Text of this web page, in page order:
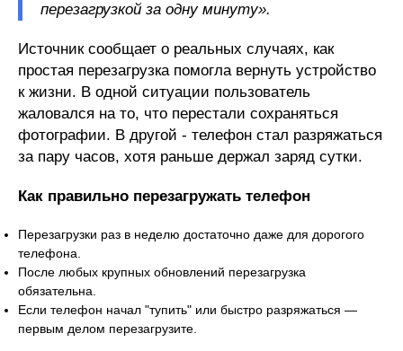
перезагрузкой за одну минуту».
Источник сообщает о реальных случаях, как
простая перезагрузка помогла вернуть устройство
к жизни. В одной ситуации пользователь
жаловался на то, что перестали сохраняться
фотографии. В другой - телефон стал разряжаться
за пару часов, хотя раньше держал заряд сутки.
Как правильно перезагружать телефон
Перезагрузки раз в неделю достаточно даже для дорогого
телефона.
После любых крупных обновлений перезагрузка
обязательна.
Если телефон начал "тупить" или быстро разряжаться —
первым делом перезагрузите.